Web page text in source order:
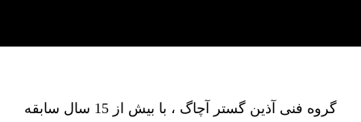
گروه فنی آذین گستر آچاگ ، با بیش از 15 سال سابقه